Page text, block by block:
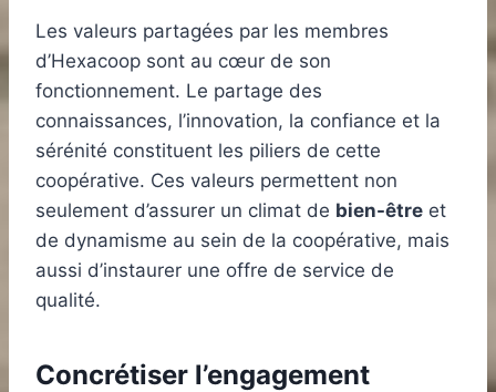
Les valeurs partagées par les membres
d’Hexacoop sont au cœur de son
fonctionnement. Le partage des
connaissances, l’innovation, la confiance et la
sérénité constituent les piliers de cette
coopérative. Ces valeurs permettent non
seulement d’assurer un climat de bien-être et
de dynamisme au sein de la coopérative, mais
aussi d’instaurer une offre de service de
qualité.
Concrétiser l’engagement